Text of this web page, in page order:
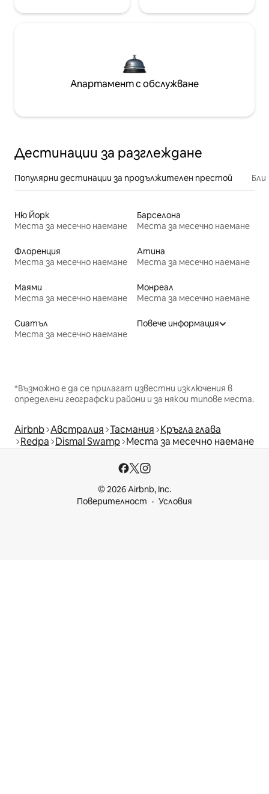
Апартамент с обслужване
Дестинации за разглеждане
Популярни дестинации за продължителен престой
Ню Йорк
Места за месечно наемане
Барселона
Места за месечно наемане
Флоренция
Места за месечно наемане
Атина
Места за месечно наемане
Маями
Места за месечно наемане
Монреал
Места за месечно наемане
Сиатъл
Места за месечно наемане
Повече информация
*Възможно е да се прилагат известни изключения в
определени географски райони и за някои типове места.
Airbnb Австралия Тасмания Кръгла глава
Redpa Dismal Swamp Места за месечно наемане
© 2026 Airbnb, Inc.
Поверителност
Условия